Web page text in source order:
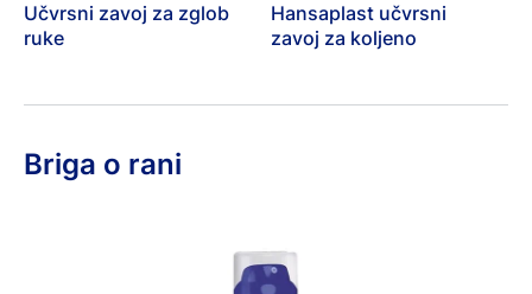
Učvrsni zavoj za zglob
ruke
Hansaplast učvrsni
zavoj za koljeno
Briga o rani